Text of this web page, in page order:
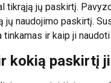
tikrąją jų paskirtį.
naudojimo paskirtį.
ir kaip ji
kokią paskirtį